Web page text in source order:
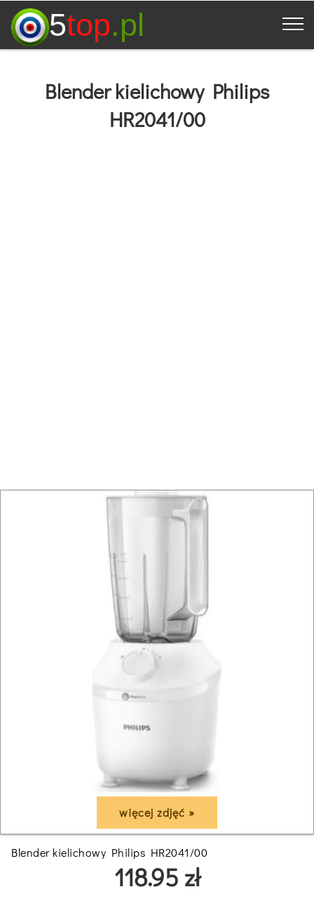
5top.pl
Blender kielichowy Philips
HR2041/00
więcej zdjęć »
Blender kielichowy Philips HR2041/00
118.95 zł